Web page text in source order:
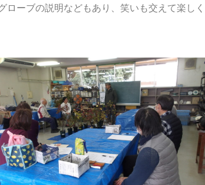
ーブの説明などもあり、笑いも交えて楽しく